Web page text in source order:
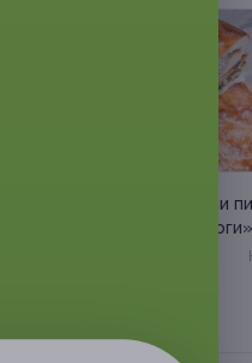
Осетинские пироги или
от пекарни «Жар пироги»